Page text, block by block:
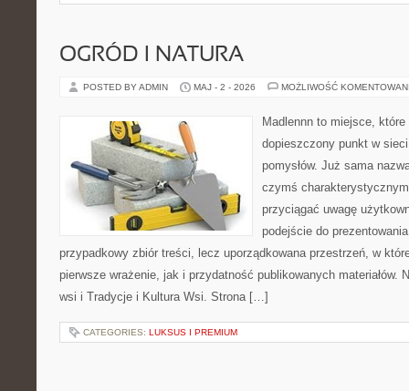
OGRÓD I NATURA
POSTED BY ADMIN MAJ - 2 - 2026 MOŻLIWOŚĆ
Madlennn to miejsce,
dopieszczony punkt w
pomysłów. Już sama
czymś
przyciągać uwagę
podejście do
przypadkowy zbiór treści, lecz uporządkowana przestrzeń, w
pierwsze wrażenie, jak i przydatność publikowanych materiałów.
wsi i Tradycje i Kultura Wsi. Strona […]
CATEGORIES: LUKSUS I PREMIUM